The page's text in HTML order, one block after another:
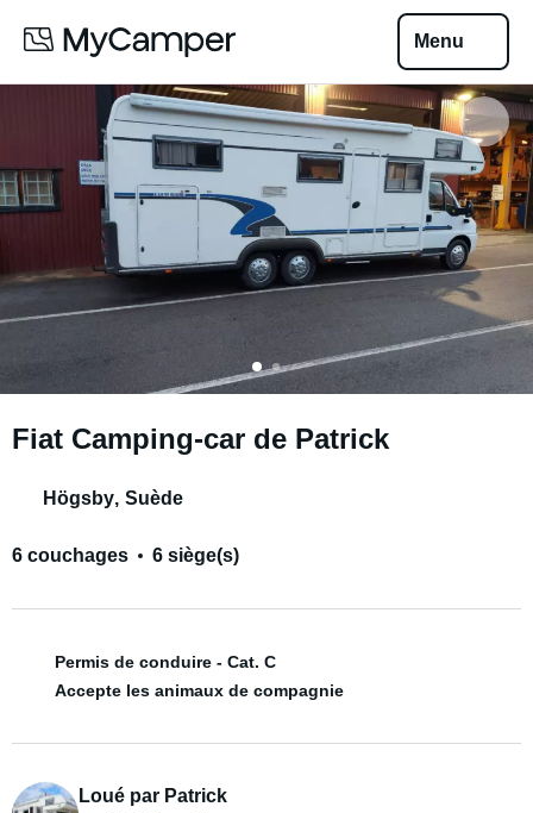
Menu
Fiat Camping-car de Patrick
Högsby, Suède
6 couchages 6 siège(s)
Permis de conduire - Cat. C
Accepte les animaux de compagnie
Loué par Patrick